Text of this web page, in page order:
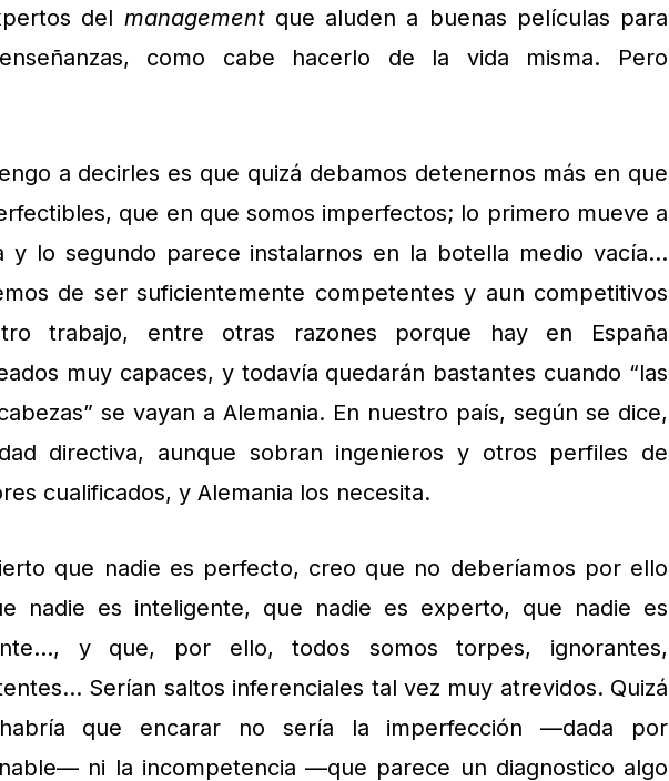
del managementque aluden a buenas películas para
como cabe hacerlo de la vida misma. Pero
a decirles es que quizá debamos detenernos más en que
que en que somos imperfectos; lo primero mueve a
y lo segundo parece instalarnos en la botella medio vacía…
de ser suficientemente competentes y aun competitivos
trabajo, entre otras razones porque hay en España
muy capaces, y todavía quedarán bastantes cuando “las
se vayan a Alemania. En nuestro país, según se dice,
directiva, aunque sobran ingenieros y otros perfiles de
cualificados, y Alemania los necesita.
que nadie es perfecto, creo que no deberíamos por ello
nadie es inteligente, que nadie es experto, que nadie es
y que, por ello, todos somos torpes, ignorantes,
Serían saltos inferenciales tal vez muy atrevidos. Quizá
que encarar no sería la imperfección —dada por
ni la incompetencia —que parece un diagnostico algo